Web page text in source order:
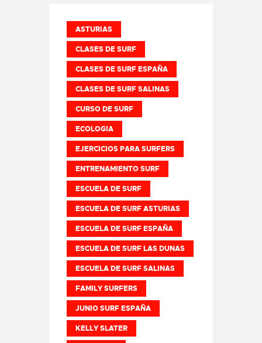
ASTURIAS
CLASES DE SURF
CLASES DE SURF ESPAÑA
CLASES DE SURF SALINAS
CURSO DE SURF
ECOLOGIA
EJERCICIOS PARA SURFERS
ENTRENAMIENTO SURF
ESCUELA DE SURF
ESCUELA DE SURF ASTURIAS
ESCUELA DE SURF ESPAÑA
ESCUELA DE SURF LAS DUNAS
ESCUELA DE SURF SALINAS
FAMILY SURFERS
JUNIO SURF ESPAÑA
KELLY SLATER